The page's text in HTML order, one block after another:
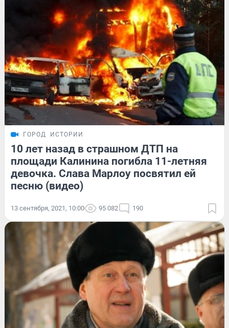
ГОРОД ИСТОРИИ
10 лет назад в страшном ДТП на
площади Калинина погибла 11-летняя
девочка. Слава Марлоу посвятил ей
песню (видео)
13 сентября, 2021, 10:00 95 082 190